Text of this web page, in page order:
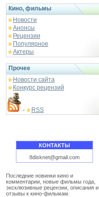
Кино, фильмы
Новости
Анонсы
Рецензии
Популярное
Актеры
Прочее
Новости сайта
Конкурс рецензий
- RSS
КОНТАКТЫ
8disknet@gmail.com
Последние новинки кино и
комментарии, новые фильмы года,
эксклюзивные рецензии, описания и
отзывы к кино-фильмам.